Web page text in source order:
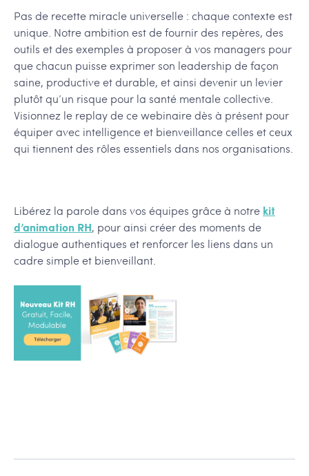
Pas de recette miracle universelle : chaque contexte est
unique. Notre ambition est de fournir des repères, des
outils et des exemples à proposer à vos managers pour
que chacun puisse exprimer son leadership de façon
saine, productive et durable, et ainsi devenir un levier
plutôt qu’un risque pour la santé mentale collective.
Visionnez le replay de ce webinaire dès à présent pour
équiper avec intelligence et bienveillance celles et ceux
qui tiennent des rôles essentiels dans nos organisations.
Libérez la parole dans vos équipes grâce à notre kit
d’animation RH, pour ainsi créer des moments de
dialogue authentiques et renforcer les liens dans un
cadre simple et bienveillant.